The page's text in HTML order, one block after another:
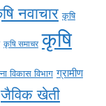
नवाचार कृषि
कृषि समाचर कृषि
विकास विभाग ग्रामीण
जैविक खेती